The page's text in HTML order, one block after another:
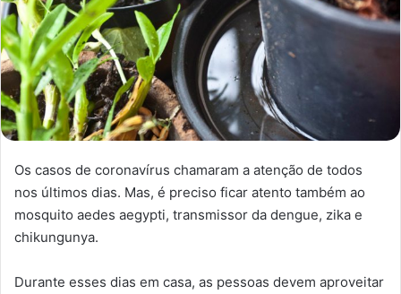
Os casos de coronavírus chamaram a atenção de todos
nos últimos dias. Mas, é preciso ficar atento também ao
mosquito aedes aegypti, transmissor da dengue, zika e
chikungunya.
Durante esses dias em casa, as pessoas devem aproveitar